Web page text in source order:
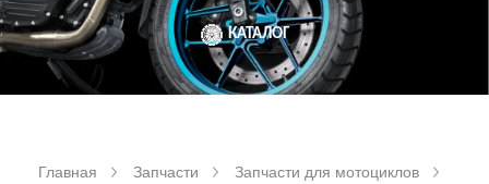
КАТАЛОГ
Главная Запчасти Запчасти для мотоциклов